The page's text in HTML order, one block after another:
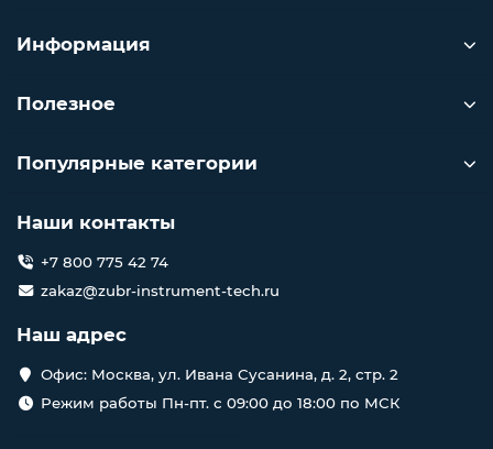
Информация
Полезное
Популярные категории
Наши контакты
+7 800 775 42 74
zakaz@zubr-instrument-tech.ru
Наш адрес
Офис: Москва, ул. Ивана Сусанина, д. 2, стр. 2
Режим работы Пн-пт. с 09:00 до 18:00 по МСК